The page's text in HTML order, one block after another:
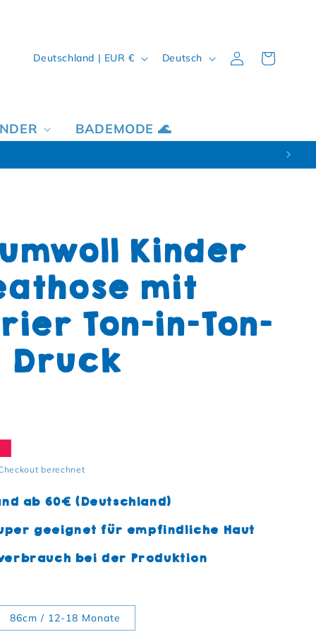
BADEMODE 🌊
Land/Region
Deutschland | EUR € Sprache
Deutsch Einloggen
Warenkorb
Kinder
mit
Ton-in-Ton-
Druck
berechnet
ab 60€ (Deutschland)
geeignet für empfindliche Haut
bei der Produktion
86cm / 12-18 Monate